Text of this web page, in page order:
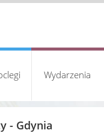
Wydarzenia
- Gdynia